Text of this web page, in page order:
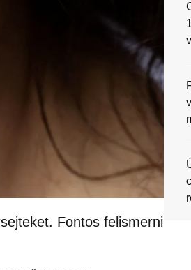
Fontos felismerni